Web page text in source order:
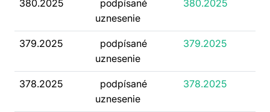
380.2025
podpísané
uznesenie
380.2025
379.2025
podpísané
uznesenie
379.2025
378.2025
podpísané
uznesenie
378.2025